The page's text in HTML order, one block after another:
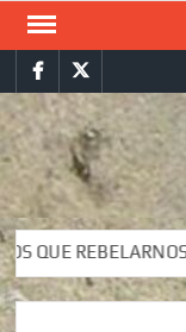
Saltar
contenidoFacebookTwitter